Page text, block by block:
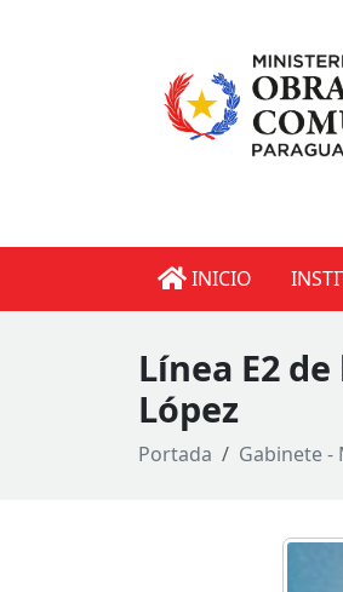
INICIO
Línea E2
López
Portada Gabinete -